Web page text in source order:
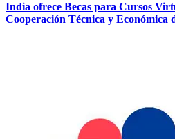
India ofrece Becas para Cursos
Cooperación Técnica y Económica